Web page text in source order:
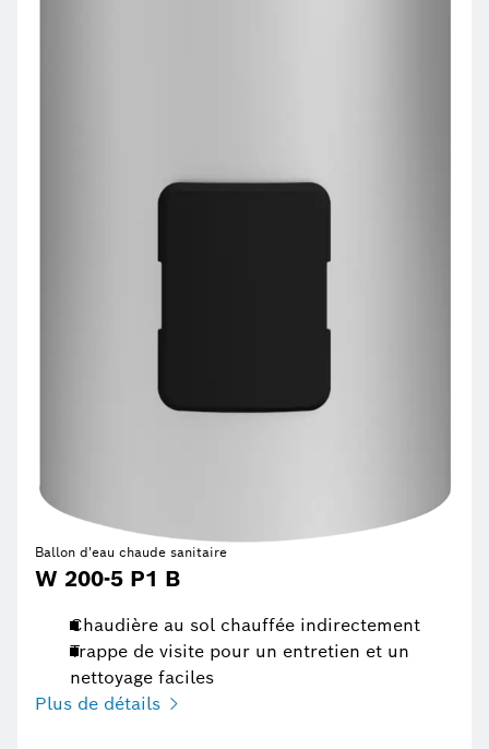
Ballon d'eau chaude sanitaire
W 200-5 P1 B
Chaudière au sol chauffée indirectement
Trappe de visite pour un entretien et un
nettoyage faciles
Plus de détails